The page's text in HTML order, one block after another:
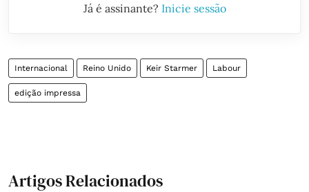
Já é assinante? Inicie sessão
Internacional Reino Unido Keir Starmer Labour
edição impressa
Artigos Relacionados